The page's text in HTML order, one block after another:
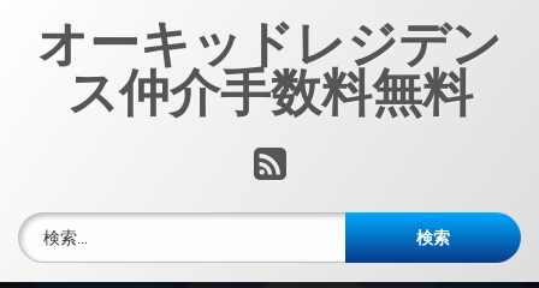
オーキッドレジデン
ス仲介手数料無料
RSS
検索: